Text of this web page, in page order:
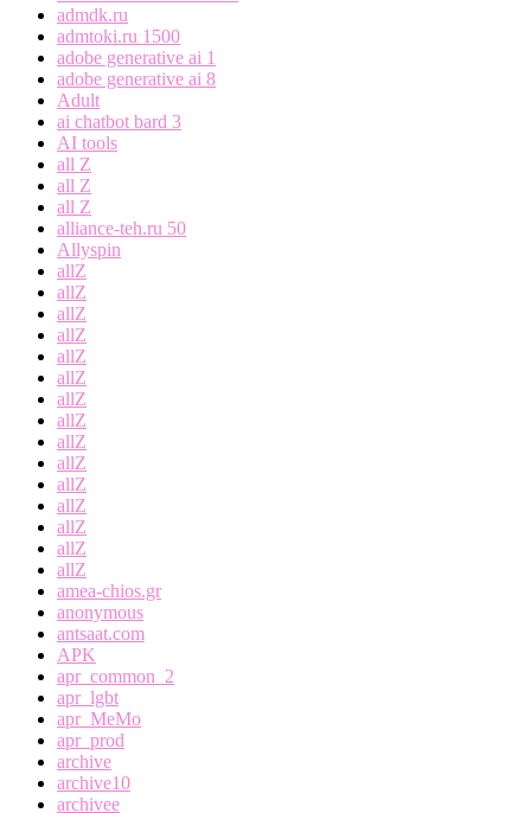
admdk.ru
admtoki.ru 1500
adobe generative ai 1
adobe generative ai 8
Adult
ai chatbot bard 3
AI tools
all Z
all Z
all Z
alliance-teh.ru 50
Allyspin
allZ
allZ
allZ
allZ
allZ
allZ
allZ
allZ
allZ
allZ
allZ
allZ
allZ
allZ
allZ
amea-chios.gr
anonymous
antsaat.com
APK
apr_common_2
apr_lgbt
apr_MeMo
apr_prod
archive
archive10
archivee